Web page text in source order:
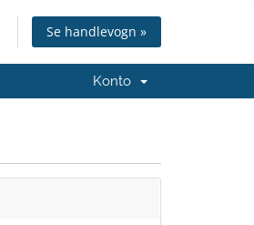
Se handlevogn »
Konto